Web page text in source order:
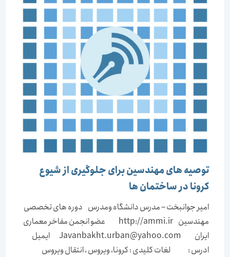
توصیه های مهندسین برای جلوگیری از شیوع
کرونا در ساختمان ها
امیر جوانبخت – مدرس دانشگاه ومدرس دوره های تخصصی
مهندسین http://ammi.ir عضو انجمن مفاخر معماری
ایران Javanbakht.urban@yahoo.com ایمیل
ادرس : لغات کلیدی : کرونا، ویروس ، انتقال ویروس